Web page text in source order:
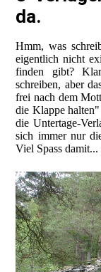
da.
Hmm, was
eigentlich nicht
finden gibt?
schreiben, aber
frei nach dem
die Klappe
die Untertage-
sich immer nur
Viel Spass damit...